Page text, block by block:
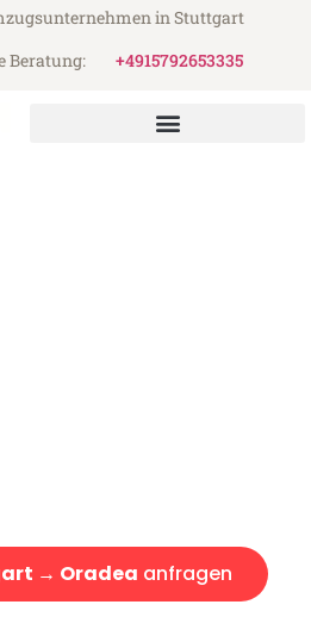
in Stuttgart
Beratung:
+4915792653335
→ Oradea anfragen